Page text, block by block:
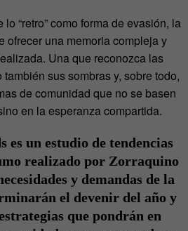
“retro” como forma de evasión, la
ofrecer una memoria compleja y
Una que reconozca las
también sus sombras y, sobre todo,
de comunidad que no se basen
en la esperanza compartida.
es un estudio de tendencias
realizado por Zorraquino
y demandas de la
el devenir del año y
que pondrán en